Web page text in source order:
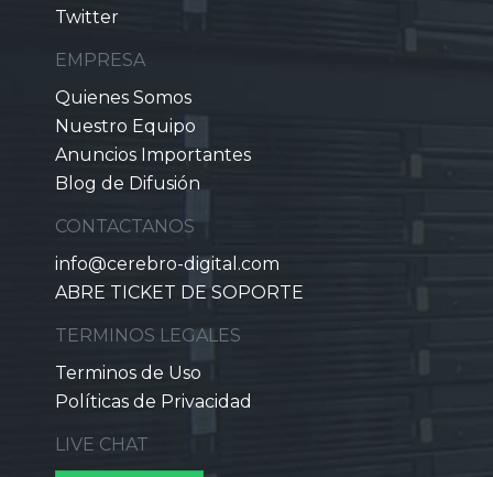
Twitter
EMPRESA
Quienes Somos
Nuestro Equipo
Anuncios Importantes
Blog de Difusión
CONTACTANOS
info@cerebro-digital.com
ABRE TICKET DE SOPORTE
TERMINOS LEGALES
Terminos de Uso
Políticas de Privacidad
LIVE CHAT